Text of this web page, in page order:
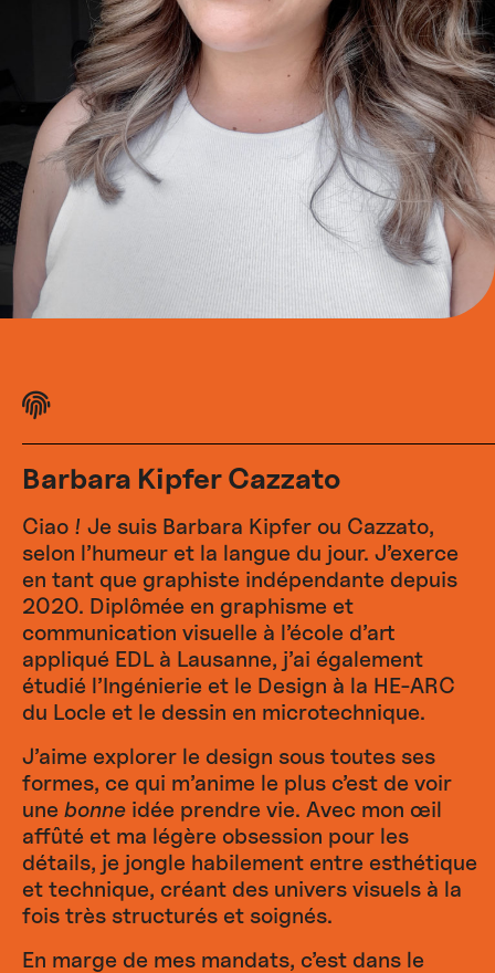
Barbara Kipfer Cazzato
Ciao ! Je suis Barbara Kipfer ou Cazzato,
selon l’humeur et la langue du jour. J’exerce
en tant que graphiste indépendante depuis
2020. Diplômée en graphisme et
communication visuelle à l’école d’art
appliqué EDL à Lausanne, j’ai également
étudié l’Ingénierie et le Design à la HE-ARC
du Locle et le dessin en microtechnique.
J’aime explorer le design sous toutes ses
formes, ce qui m’anime le plus c’est de voir
une bonne idée prendre vie. Avec mon œil
affûté et ma légère obsession pour les
détails, je jongle habilement entre esthétique
et technique, créant des univers visuels à la
fois très structurés et soignés.
En marge de mes mandats, c’est dans le